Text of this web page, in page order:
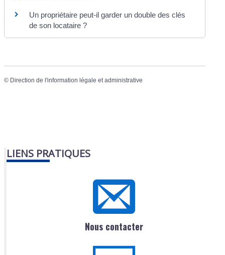
Un propriétaire peut-il garder un double des clés
de son locataire ?
© Direction de l'information légale et administrative
LIENS PRATIQUES
Nous contacter